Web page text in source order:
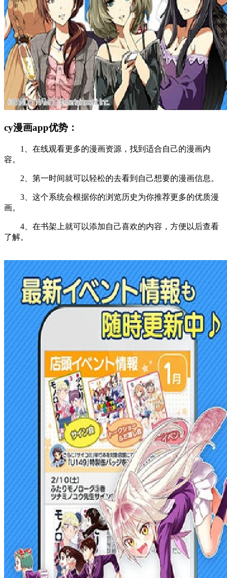
cy漫画app优势：
1、在线观看更多的漫画资源，找到适合自己的漫画内
容。
2、第一时间就可以轻松的去看到自己想要的漫画信息。
3、这个系统会根据你的浏览历史为你推荐更多的优质漫
画。
4、在书架上就可以添加自己喜欢的内容，方便以后查看
了解。